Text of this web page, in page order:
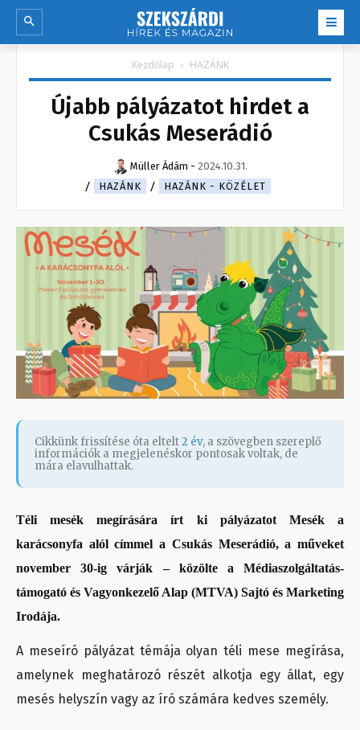
Kezdőlap HAZÁNK
Újabb pályázatot hirdet a
Csukás Meserádió
Müller Ádám - 2024.10.31.
HAZÁNK
HAZÁNK - KÖZÉLET
Cikkünk frissítése óta eltelt2 év, a szövegben szereplő
információk a megjelenéskor pontosak voltak, de
mára elavulhattak.
Téli mesék megírására írt ki pályázatot Mesék a
karácsonyfa alól címmel a Csukás Meserádió, a műveket
november 30-ig várják – közölte a Médiaszolgáltatás-
támogató és Vagyonkezelő Alap (MTVA) Sajtó és Marketing
Irodája.
A meseíró pályázat témája olyan téli mese megírása,
amelynek meghatározó részét alkotja egy állat, egy
mesés helyszín vagy az író számára kedves személy.